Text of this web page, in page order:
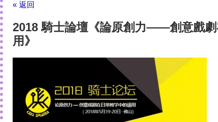
« 返回
2018 騎士論壇《論原創力——創意戲劇
用》